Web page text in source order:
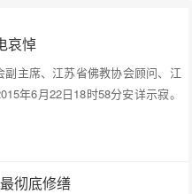
哀悼
主席、江苏省佛教协会顾问、江
年6月22日18时58分安详示寂。
彻底修缮